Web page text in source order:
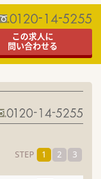
この求人に
問い合わせる
STEP 1 2 3